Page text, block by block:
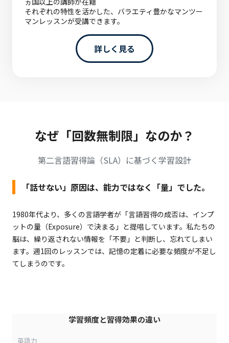
それぞれの特性を活かした、バラエティ豊かなマンツー
マンレッスンが受講できます。
詳しく見る
なぜ「回数無制限」なのか？
第二言語習得論（SLA）に基づく学習設計
「話せない」原因は、能力ではなく「量」でした。
1980年代より、多くの言語学者が「言語習得の成否は、インプ
ットの量 （Exposure）で決まる」と提唱しています。私たちの
脳は、繰り返されない情報を 「不要」と判断し、忘れてしまい
ます。週1回のレッスンでは、記憶の定着に必要な頻度が不足し
てしまうのです。
学習頻度と習得効果の違い
英語力